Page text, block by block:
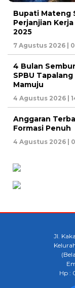
Bupati Mateng
Perjanjian Kerja
2025
7 Agustus 2026 |
4 Bulan
SPBU
Mamuju
4 Agustus 2026 |
Anggaran
Formasi Penuh
4 Agustus 2026 |
Jl.
Hp :